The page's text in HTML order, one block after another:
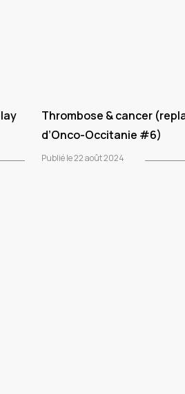
Thrombose & cancer
d’Onco-Occitanie #6)
Publié le 22 août 2024